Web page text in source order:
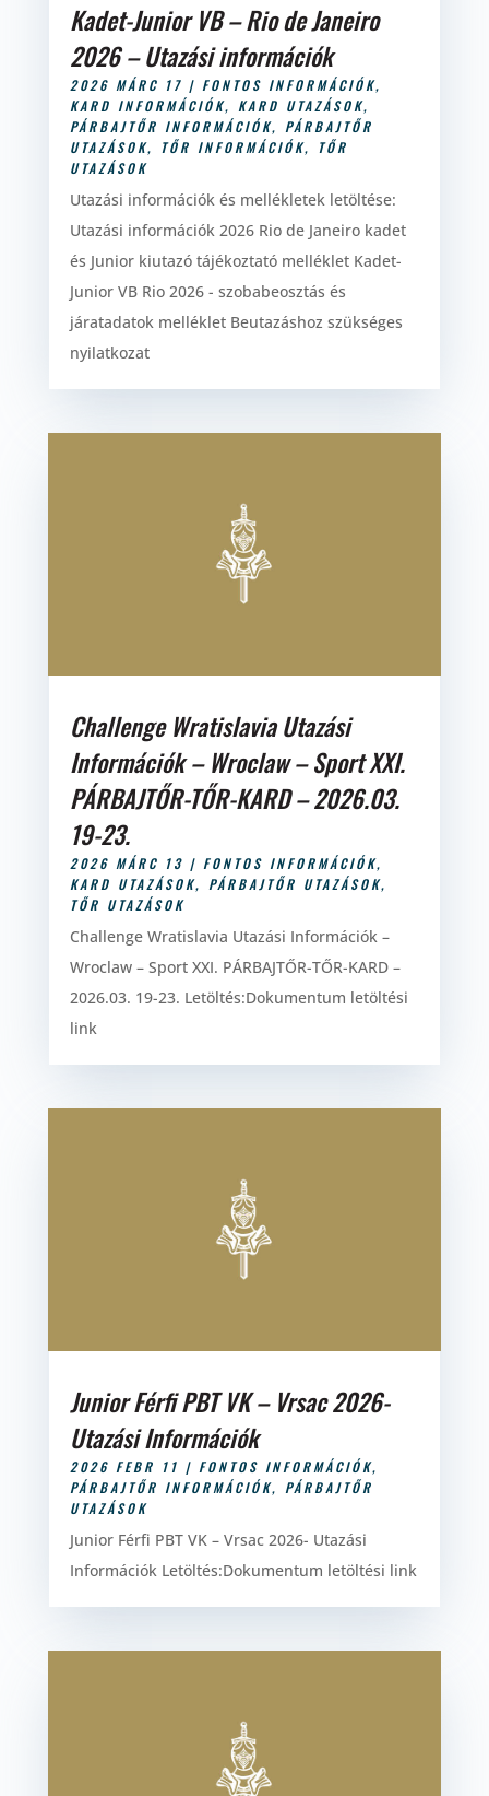
Kadet-Junior VB – Rio de Janeiro
2026 – Utazási információk
2026 MÁRC 17 | FONTOS INFORMÁCIÓK,
KARD INFORMÁCIÓK, KARD UTAZÁSOK,
PÁRBAJTŐR INFORMÁCIÓK, PÁRBAJTŐR
UTAZÁSOK, TŐR INFORMÁCIÓK,
TŐR
UTAZÁSOK
Utazási információk és mellékletek letöltése:
Utazási információk 2026 Rio de Janeiro kadet
és Junior kiutazó tájékoztató melléklet Kadet-
Junior VB Rio 2026 - szobabeosztás és
járatadatok melléklet Beutazáshoz szükséges
nyilatkozat
Challenge Wratislavia Utazási
Információk – Wroclaw – Sport XXI.
PÁRBAJTŐR-TŐR-KARD – 2026.03.
19-23.
2026 MÁRC 13 | FONTOS INFORMÁCIÓK,
KARD UTAZÁSOK, PÁRBAJTŐR UTAZÁSOK,
TŐR UTAZÁSOK
Challenge Wratislavia Utazási Információk –
Wroclaw – Sport XXI. PÁRBAJTŐR-TŐR-KARD –
2026.03. 19-23. Letöltés:Dokumentum letöltési
link
Junior Férfi PBT VK – Vrsac 2026-
Utazási Információk
2026 FEBR 11 | FONTOS INFORMÁCIÓK,
PÁRBAJTŐR INFORMÁCIÓK, PÁRBAJTŐR
UTAZÁSOK
Junior Férfi PBT VK – Vrsac 2026- Utazási
Információk Letöltés:Dokumentum letöltési link